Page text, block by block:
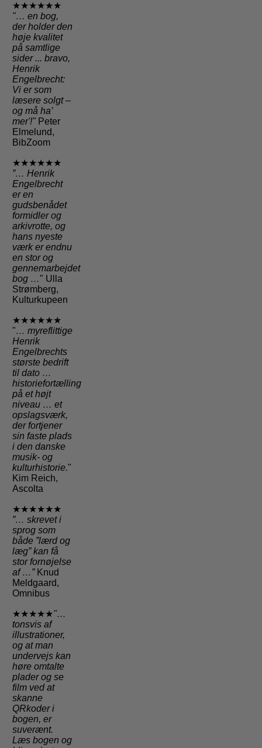
★★★★★★
"… en bog,
der holder den
høje kvalitet
på samtlige
sider ... bravo,
Henrik
Engelbrecht:
Vi er som
læsere solgt –
og må ha’
mer'!" Peter
Elmelund,
BibZoom
★★★★★★
”… Henrik
Engelbrecht
er en
gudsbenådet
formidler og
arkivrotte, og
hans nyeste
værk er endnu
en stor og
gennemarbejdet
bog …" Ulla
Strømberg,
Kulturkupeen
★★★★★★
"… myreflittige
Henrik
Engelbrechts
største bedrift
til dato …
historiefortælling
på et højt
niveau … et
opslagsværk,
der fortjener
sin faste plads
i den danske
musik- og
kulturhistorie."
Kim Reich,
Ascolta
★★★★★★
”… skrevet i
sprog som
både ”lærd og
læg” kan få
stor fornøjelse
af …”Knud
Meldgaard,
Omnibus
★★★★★"…
tonsvis af
illustrationer,
og at man
undervejs kan
høre omtalte
plader og se
film ved at
skanne
QRkoder i
bogen, er
suverænt.
Læs bogen og